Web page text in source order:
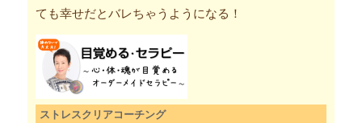
ても幸せだとバレちゃうようになる！
ストレスクリアコーチング